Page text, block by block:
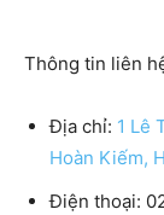
Thông tin liên
Địa chỉ: 1 Lê
Hoàn Kiếm,
Điện thoại: